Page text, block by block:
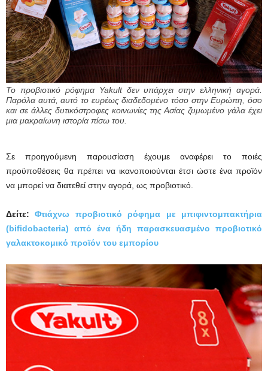
Το προβιοτικό ρόφημα Yakult δεν υπάρχει στην ελληνική αγορά.
Παρόλα αυτά, αυτό το ευρέως διαδεδομένο τόσο στην Ευρώπη, όσο
και σε άλλες δυτικόστροφες κοινωνίες της Ασίας ζυμωμένο γάλα έχει
μια μακραίωνη ιστορία πίσω του.
Σε προηγούμενη παρουσίαση έχουμε αναφέρει το ποιές
προϋποθέσεις θα πρέπει να ικανοποιούνται έτσι ώστε ένα προϊόν
να μπορεί να διατεθεί στην αγορά, ως προβιοτικό.
Δείτε:Φτιάχνω προβιοτικό ρόφημα με μπιφιντομπακτήρια
(bifidobacteria) από ένα ήδη παρασκευασμένο προβιοτικό
γαλακτοκομικό προϊόν του εμπορίου